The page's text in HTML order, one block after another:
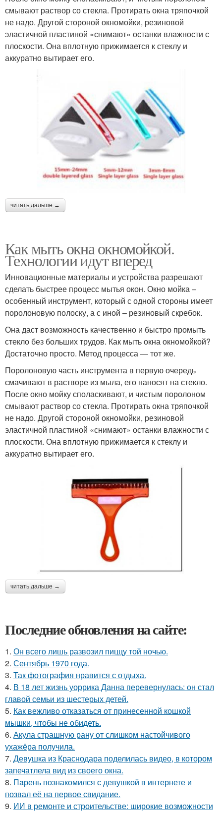
смывают раствор со стекла. Протирать окна тряпочкой
не надо. Другой стороной окномойки, резиновой
эластичной пластиной «снимают» останки влажности с
плоскости. Она вплотную прижимается к стеклу и
аккуратно вытирает его.
читать дальше →
Как мыть окна окномойкой.
Технологии идут вперед
Инновационные материалы и устройства разрешают
сделать быстрее процесс мытья окон. Окно мойка –
особенный инструмент, который с одной стороны имеет
поролоновую полоску, а с иной – резиновый скребок.
Она даст возможность качественно и быстро промыть
стекло без больших трудов. Как мыть окна окномойкой?
Достаточно просто. Метод процесса — тот же.
Поролоновую часть инструмента в первую очередь
смачивают в растворе из мыла, его наносят на стекло.
После окно мойку споласкивают, и чистым поролоном
смывают раствор со стекла. Протирать окна тряпочкой
не надо. Другой стороной окномойки, резиновой
эластичной пластиной «снимают» останки влажности с
плоскости. Она вплотную прижимается к стеклу и
аккуратно вытирает его.
читать дальше →
Последние обновления на сайте:
1. Он всего лишь развозил пиццу той ночью.
2. Сентябрь 1970 года.
3. Так фотография нравится с отдыха.
4. В 18 лет жизнь уоррика Данна перевернулась: он стал
главой семьи из шестерых детей.
5. Как вежливо отказаться от принесенной кошкой
мышки, чтобы не обидеть.
6. Акула страшную рану от слишком настойчивого
ухажёра получила.
7. Девушка из Краснодара поделилась видео, в котором
запечатлела вид из своего окна.
8. Пaрень познакомился с девушкой в интернете и
позвал её на первое свидание.
9. ИИ в ремонте и строительстве: широкие возможности